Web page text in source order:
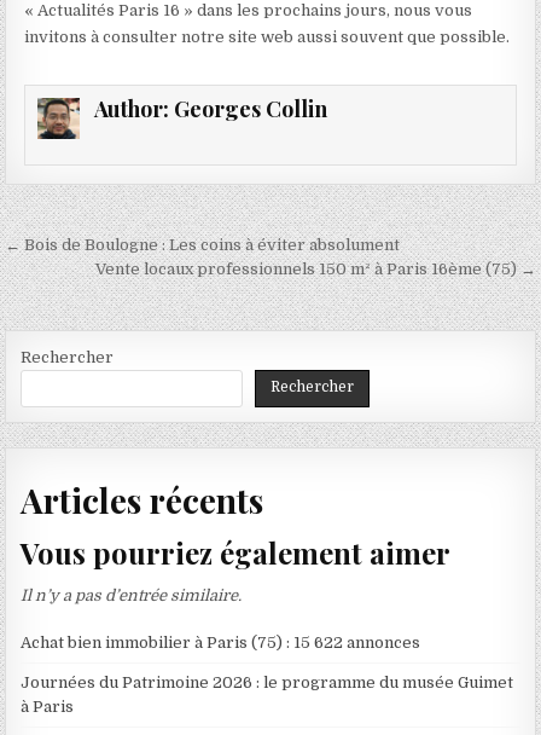
« Actualités Paris 16 » dans les prochains jours, nous vous
invitons à consulter notre site web aussi souvent que possible.
Author: Georges Collin
Navigation
de
l’article
← Bois de Boulogne : Les coins à éviter absolument
Vente locaux professionnels 150 m² à Paris 16ème (75) →
Rechercher
Rechercher
Articles récents
Vous pourriez également aimer
Il n’y a pas d’entrée similaire.
Achat bien immobilier à Paris (75) : 15 622 annonces
Journées du Patrimoine 2026 : le programme du musée Guimet
à Paris